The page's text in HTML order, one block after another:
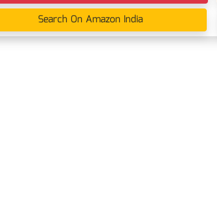
Search On Amazon India